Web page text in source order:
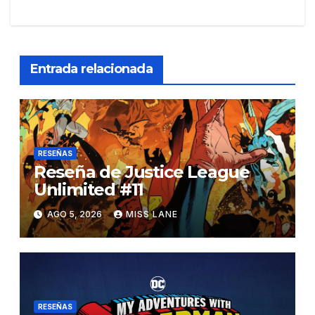
Entrada relacionada
RESEÑAS
Reseña de Justice League
Unlimited #11
AGO 5, 2026 MISS LANE
RESEÑAS